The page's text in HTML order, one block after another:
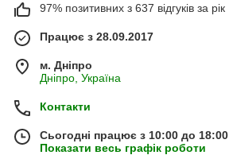
97% позитивних з 637 відгуків за рік
Працює з 28.09.2017
м. Дніпро
Дніпро, Україна
Контакти
Сьогодні працює з 10:00 до 18:00
Показати весь графік роботи